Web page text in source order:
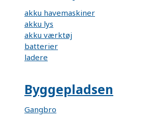
akku havemaskiner
akku lys
akku værktøj
batterier
ladere
Byggepladsen
Gangbro